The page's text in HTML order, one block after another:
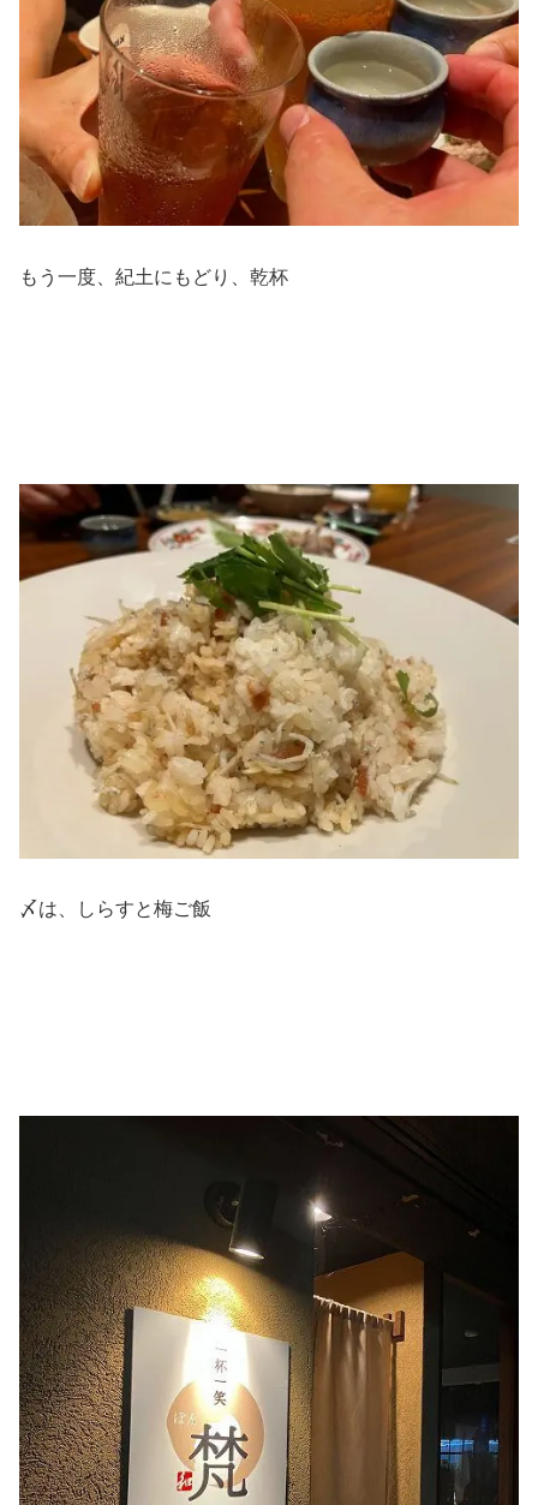
もう一度、紀土にもどり、乾杯
〆は、しらすと梅ご飯